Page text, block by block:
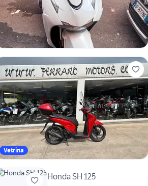
Vetrina
Honda SH 125